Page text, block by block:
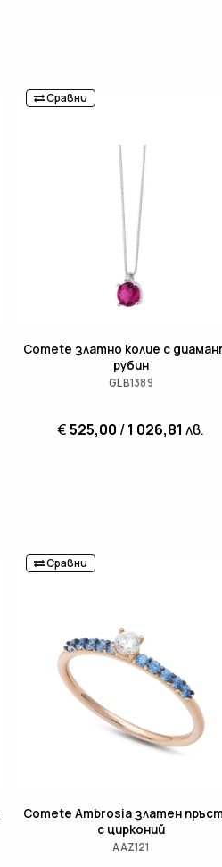
Сравни
Comete златно колие с
рубин
GLB1389
€525,00 /1 026,81 лв.
Сравни
Comete Ambrosia златен
с цирконий
AAZ121